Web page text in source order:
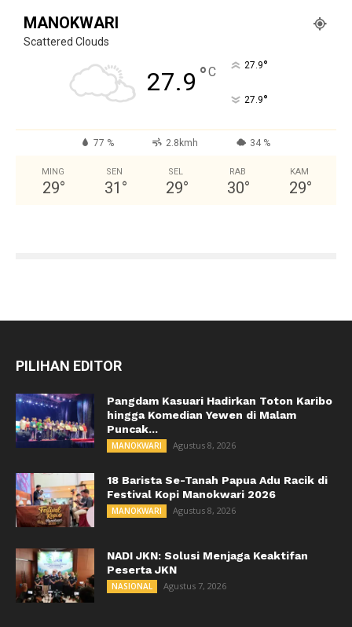
MANOKWARI
Scattered Clouds
27.9 °C 27.9°
27.9°
77 % 2.8kmh 34 %
MING
29°
SEN
31 °
SEL
29°
RAB
30°
KAM
29°
PILIHAN EDITOR
Pangdam Kasuari Hadirkan Toton Karibo
hingga Komedian Yewen di Malam
Puncak...
MANOKWARI Agustus 8, 2026
18 Barista Se-Tanah Papua Adu Racik di
Festival Kopi Manokwari 2026
MANOKWARI Agustus 8, 2026
NADI JKN: Solusi Menjaga Keaktifan
Peserta JKN
NASIONAL Agustus 7, 2026